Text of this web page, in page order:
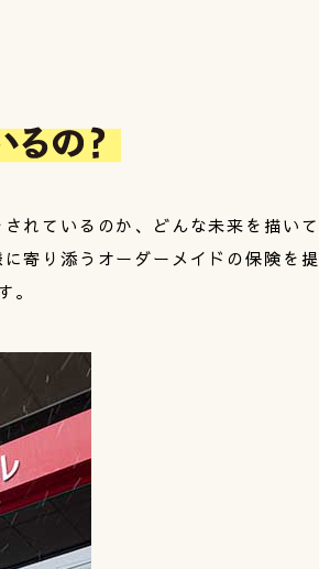
れているのか、どんな未来を描いて
寄り添うオーダーメイドの保険を提
。